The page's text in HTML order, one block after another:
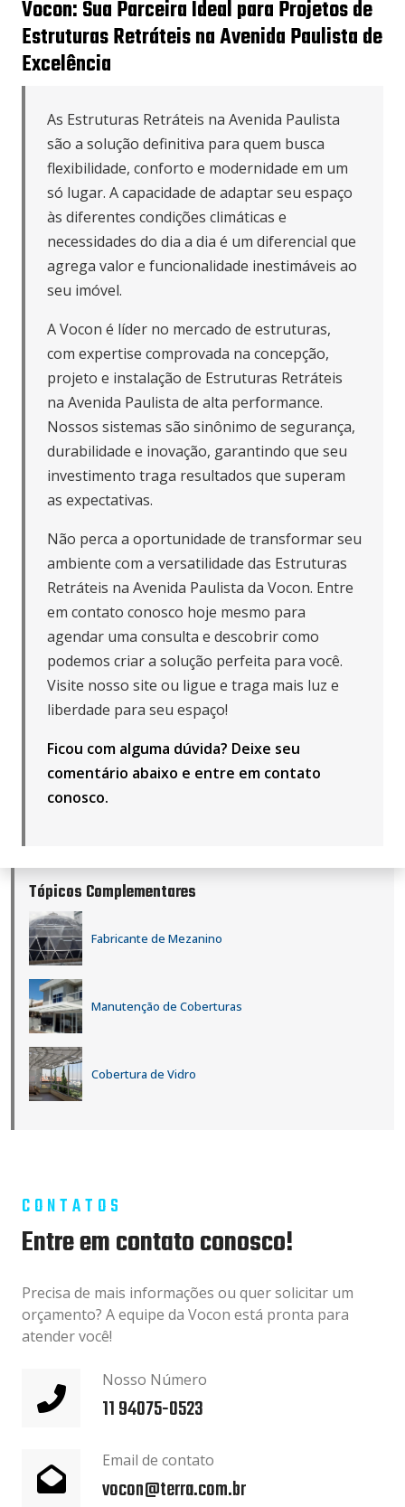
Vocon: Sua Parceira Ideal para Projetos de
Estruturas Retráteis na Avenida Paulista de
Excelência
As Estruturas Retráteis na Avenida Paulista
são a solução definitiva para quem busca
flexibilidade, conforto e modernidade em um
só lugar. A capacidade de adaptar seu espaço
às diferentes condições climáticas e
necessidades do dia a dia é um diferencial que
agrega valor e funcionalidade inestimáveis ao
seu imóvel.
A Vocon é líder no mercado de estruturas,
com expertise comprovada na concepção,
projeto e instalação de Estruturas Retráteis
na Avenida Paulista de alta performance.
Nossos sistemas são sinônimo de segurança,
durabilidade e inovação, garantindo que seu
investimento traga resultados que superam
as expectativas.
Não perca a oportunidade de transformar seu
ambiente com a versatilidade das Estruturas
Retráteis na Avenida Paulista da Vocon. Entre
em contato conosco hoje mesmo para
agendar uma consulta e descobrir como
podemos criar a solução perfeita para você.
Visite nosso site ou ligue e traga mais luz e
liberdade para seu espaço!
Ficou com alguma dúvida? Deixe seu
comentário abaixo e entre em contato
conosco.
Tópicos Complementares
Fabricante de Mezanino
Manutenção de Coberturas
Cobertura de Vidro
CONTATOS
Entre em contato conosco!
Precisa de mais informações ou quer solicitar um
orçamento? A equipe da Vocon está pronta para
atender você!
Nosso Número
11 94075-0523
Email de contato
vocon@terra.com.br